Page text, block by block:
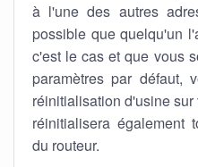
à l'une des autres
possible que quelqu'un
c'est le cas et que vous
paramètres par défaut,
réinitialisation d'usine
réinitialisera également
du routeur.